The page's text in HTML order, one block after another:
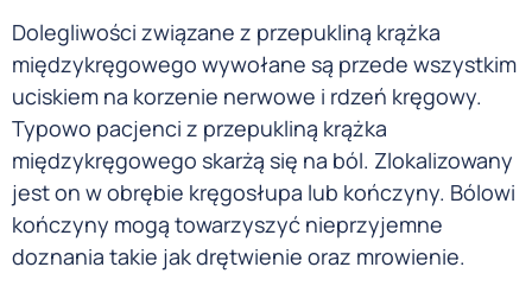
Dolegliwości związane z przepukliną krążka
międzykręgowego wywołane są przede wszystkim
uciskiem na korzenie nerwowe i rdzeń kręgowy.
Typowo pacjenci z przepukliną krążka
międzykręgowego skarżą się na ból. Zlokalizowany
jest on w obrębie kręgosłupa lub kończyny. Bólowi
kończyny mogą towarzyszyć nieprzyjemne
doznania takie jak drętwienie oraz mrowienie.